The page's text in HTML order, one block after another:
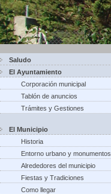
Saludo
El Ayuntamiento
Corporación municipal
Tablón de anuncios
Trámites y Gestiones
El Municipio
Historia
Entorno urbano y monumentos
Alrededores del municipio
Fiestas y Tradiciones
Como llegar